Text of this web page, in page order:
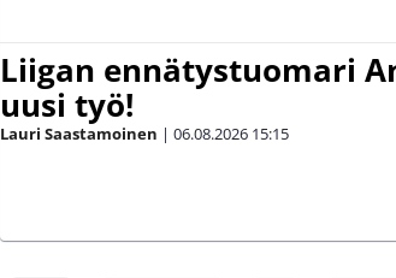
Liigan ennätystuomari
uusi työ!
Lauri Saastamoinen | 06.08.2026 15:15